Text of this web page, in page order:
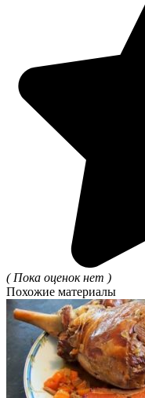
( Пока оценок нет )
Похожие материалы